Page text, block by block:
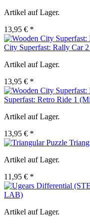
Artikel auf Lager.
13,95 € *
City Superfast: Rally Car
Artikel auf Lager.
13,95 € *
Superfast: Retro Ride 1
Artikel auf Lager.
13,95 € *
Artikel auf Lager.
11,95 € *
LAB)
Artikel auf Lager.